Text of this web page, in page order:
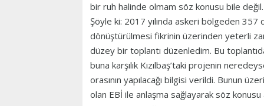
bir ruh halinde olmam söz konusu bile değil.
Şöyle ki: 2017 yılında askeri bölgeden 357
dönüştürülmesi fikrinin üzerinden yeterli
düzey bir toplantı düzenledim. Bu
buna karşılık Kızılbaş’taki projenin
orasının yapılacağı bilgisi verildi. Bunun
olan EBİ ile anlaşma sağlayarak söz konusu